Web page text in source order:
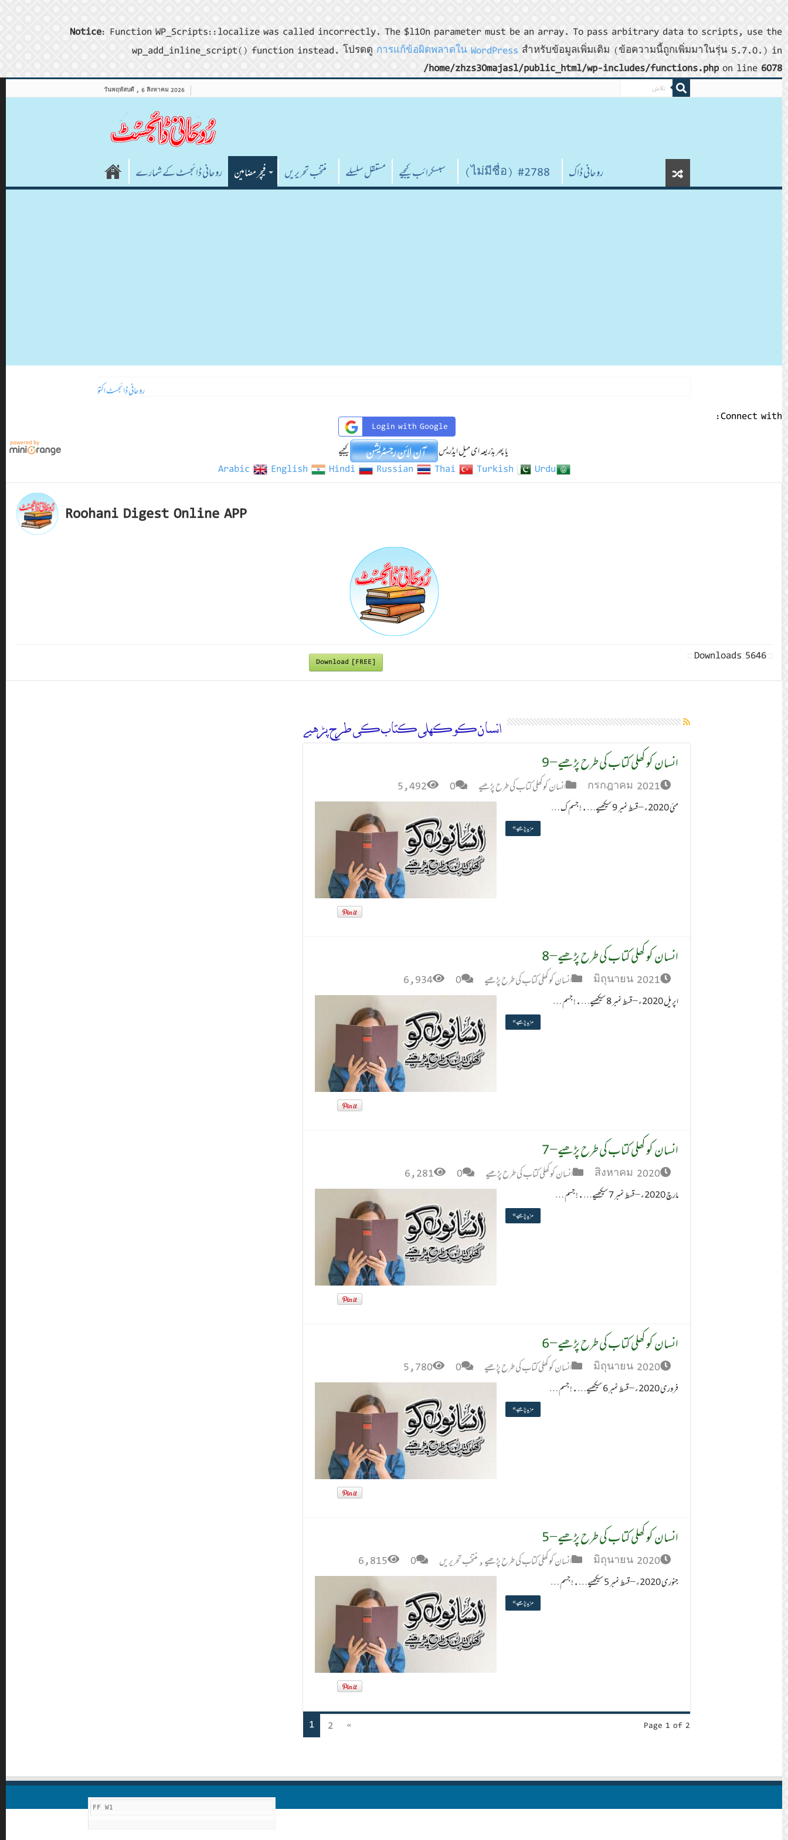
Notice: Function WP_Scripts::localize was called incorrectly. The $l10n parameter must be an array. To pass arbitrary data to scripts, use the
wp_add_inline_script() function instead. โปรดดู การแก้ข้อผิดพลาดใน WordPress สำหรับข้อมูลเพิ่มเติม (ข้อความนี้ถูกเพิ่มมาในรุ่น 5.7.0.) in
/home/zhzs30majasl/public_html/wp-includes/functions.phpon line 6078
วันพฤหัสบดี , 6 สิงหาคม 2026
روحانی ڈائجسٹ کے شمارے فیچر مضامین منتخب تحریریں مستقل سلسلے سبسکرائب کیجیے #2788 (ไม่มีชื่อ) روحانی ڈاک
تازہ ترین
روحانی ڈائجسٹ اکتوبر 2024ء
Connect with:
Login with Google
یا پھر بذریعہ ای میل ایڈریس
کیجیے
Arabic
English Hindi Russian Thai Turkish Urdu
Roohani Digest Online APP
Download [FREE] 5646
Downloads
انسان کو کھلی کتاب کی طرح پڑھیے
انسان کو کھلی کتاب کی طرح پڑھیے – 9
กรกฎาคม 2021 انسان کو کھلی کتاب کی طرح پڑھیے 0
5,492
مئی 2020ء – قسط نمبر 9 سیکھیے….! جسم ک …
مزید پڑھیے »
انسان کو کھلی کتاب کی طرح پڑھیے – 8
มิถุนายน 2021 انسان کو کھلی کتاب کی طرح پڑھیے 0
6,934
اپریل 2020ء – قسط نمبر 8 سیکھیے….! جسم …
مزید پڑھیے »
انسان کو کھلی کتاب کی طرح پڑھیے – 7
สิงหาคม 2020 انسان کو کھلی کتاب کی طرح پڑھیے 0
6,281
مارچ 2020ء – قسط نمبر 7 سیکھیے….! جسم …
مزید پڑھیے »
انسان کو کھلی کتاب کی طرح پڑھیے – 6
มิถุนายน 2020 انسان کو کھلی کتاب کی طرح پڑھیے 0
5,780
فروری 2020ء – قسط نمبر 6 سیکھیے….! جسم …
مزید پڑھیے »
انسان کو کھلی کتاب کی طرح پڑھیے – 5
มิถุนายน 2020 انسان کو کھلی کتاب کی طرح پڑھیے,منتخب تحریریں 0
6,815
جنوری 2020ء – قسط نمبر 5 سیکھیے….! جسم …
مزید پڑھیے »
Page 1 of 2
1 2 »
FF W1